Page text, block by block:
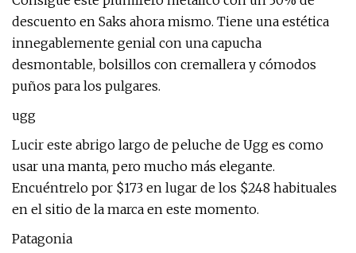
descuento en Saks ahora mismo. Tiene una estética
innegablemente genial con una capucha
desmontable, bolsillos con cremallera y cómodos
puños para los pulgares.
ugg
Lucir este abrigo largo de peluche de Ugg es como
usar una manta, pero mucho más elegante.
Encuéntrelo por $173 en lugar de los $248 habituales
en el sitio de la marca en este momento.
Patagonia